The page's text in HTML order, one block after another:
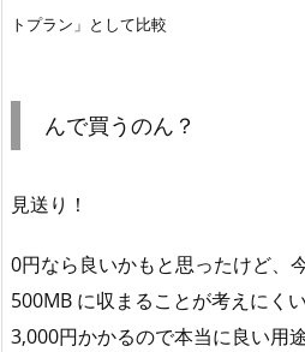
トプラン」として比較
んで買うのん？
見送り！
0円なら良いかもと思ったけど、
500MB に収まることが考えにく
3,000円かかるので本当に良い用